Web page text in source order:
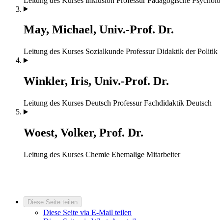
May, Michael, Univ.-Prof. Dr.
Leitung des Kurses Sozialkunde Professur Didaktik der Politik
Winkler, Iris, Univ.-Prof. Dr.
Leitung des Kurses Deutsch Professur Fachdidaktik Deutsch
Woest, Volker, Prof. Dr.
Leitung des Kurses Chemie Ehemalige Mitarbeiter
Diese Seite teilen
Diese Seite via E-Mail teilen